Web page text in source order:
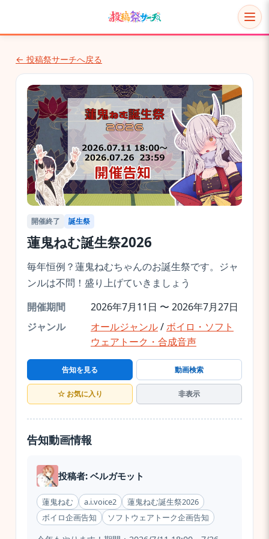
← 投稿祭サーチへ戻る
開催終了 誕生祭
蓮鬼ねむ誕生祭2026
毎年恒例？蓮鬼ねむちゃんのお誕生祭です。ジャ
ンルは不問！盛り上げていきましょう
開催期間
2026年7月11日 〜 2026年7月27日
ジャンル
オールジャンル/ボイロ・ソフト
ウェアトーク・合成音声
告知を見る 動画検索
☆ お気に入り 非表示
告知動画情報
投稿者: ベルガモット
蓮鬼ねむ a.i.voice2
蓮鬼ねむ誕生祭2026
ボイロ企画告知
ソフトウェアトーク企画告知